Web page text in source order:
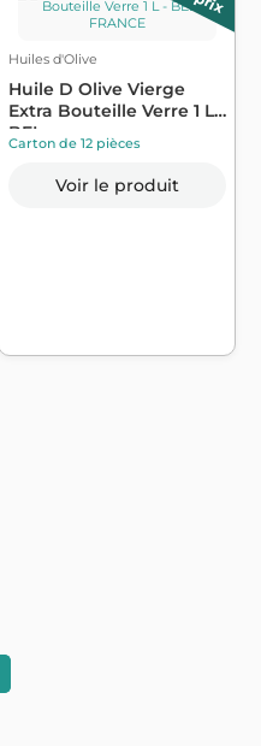
Huiles d'Olive
Huile D Olive Vierge
Extra Bouteille Verre 1 L -
BEL...
Carton de 12 pièces
Voir le produit